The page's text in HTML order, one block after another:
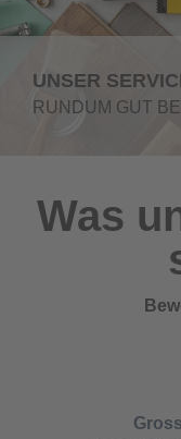
UNSER
RUNDUM GUT
Was